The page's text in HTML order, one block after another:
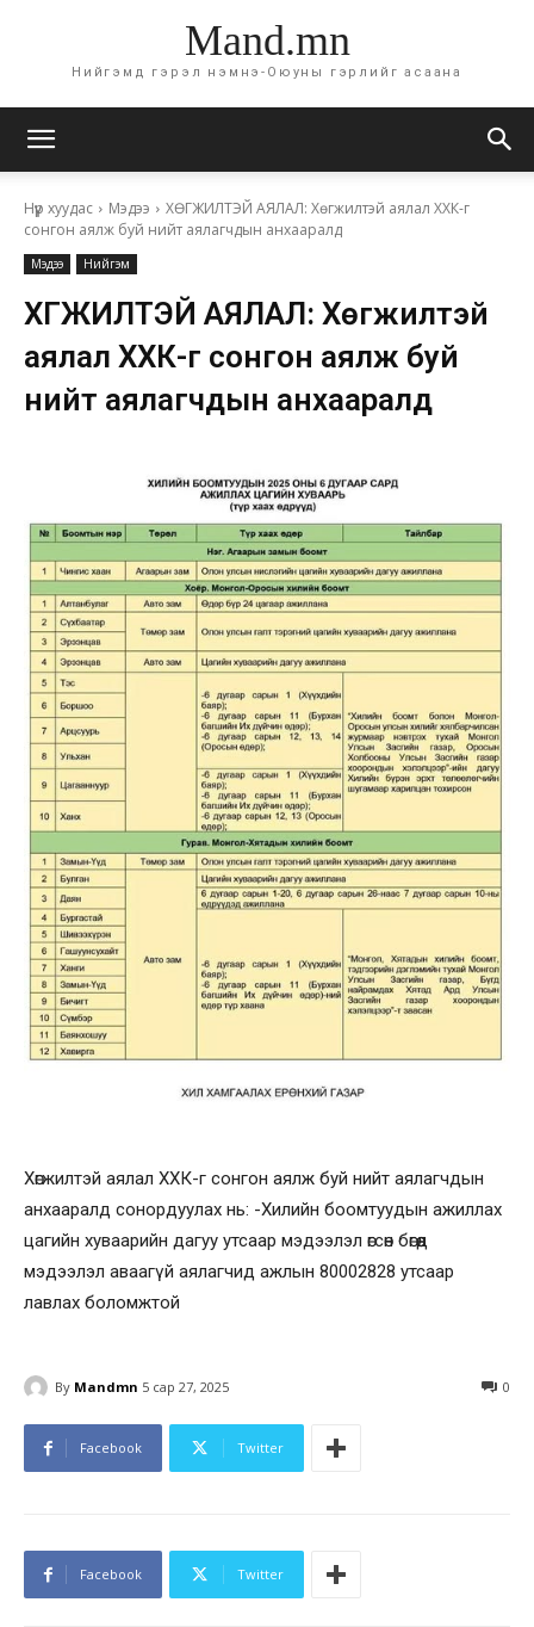
Mand.mn
Нийгэмд гэрэл нэмнэ-Оюуны гэрлийг асаана
Нүүр хуудас Мэдээ
ХӨГЖИЛТЭЙ АЯЛАЛ: Хөгжилтэй аялал ХХК-г
сонгон аялж буй нийт аялагчдын анхааралд
Мэдээ Нийгэм
ХӨГЖИЛТЭЙ АЯЛАЛ: Хөгжилтэй
аялал ХХК-г сонгон аялж буй
нийт аялагчдын анхааралд
Хөгжилтэй аялал ХХК-г сонгон аялж буй нийт аялагчдын
анхааралд сонордуулах нь: -Хилийн боомтуудын ажиллах
цагийн хуваарийн дагуу утсаар мэдээлэл өгсөн бөгөөд
мэдээлэл аваагүй аялагчид ажлын 80002828 утсаар
лавлах боломжтой
By Mandmn 5 сар 27, 2025 0
Facebook Twitter
Facebook Twitter